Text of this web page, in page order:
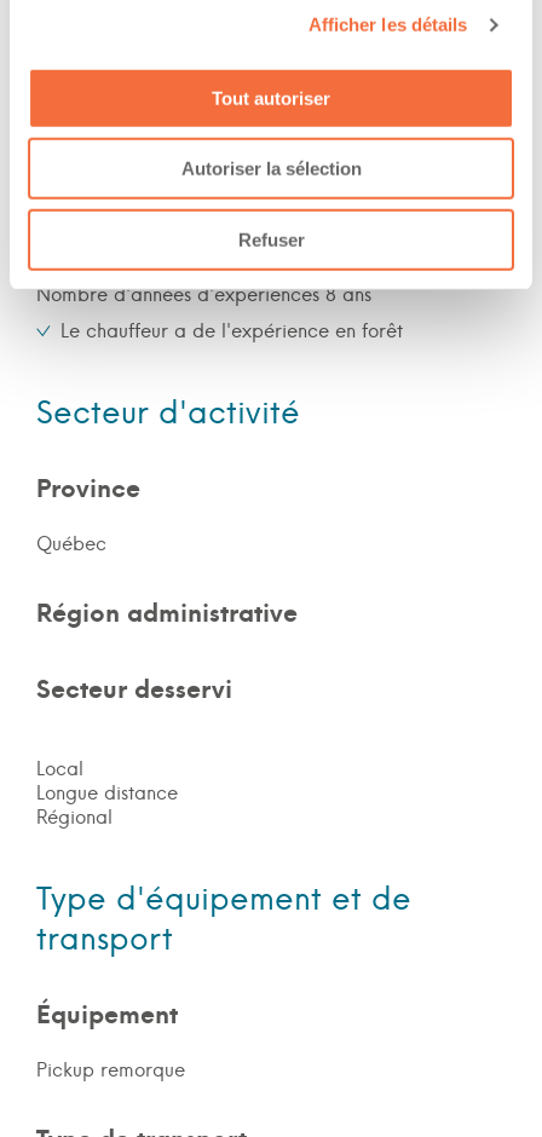
Afficher les détails
Tout autoriser
Autoriser la sélection
Refuser
Soir
Fin de semaine
Nombre d'années d'expériences 8 ans
Le chauffeur a de l'expérience en forêt
Secteur d'activité
Province
Québec
Région administrative
Secteur desservi
Local
Longue distance
Régional
Type d'équipement et de
transport
Équipement
Pickup remorque